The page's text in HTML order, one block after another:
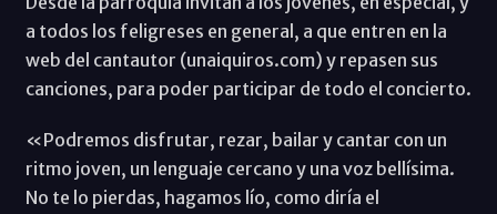
a todos los feligreses en general, a que entren en la
web del cantautor (unaiquiros.com) y repasen sus
canciones, para poder participar de todo el concierto.
«Podremos disfrutar, rezar, bailar y cantar con un
ritmo joven, un lenguaje cercano y una voz bellísima.
No te lo pierdas, hagamos lío, como diría el